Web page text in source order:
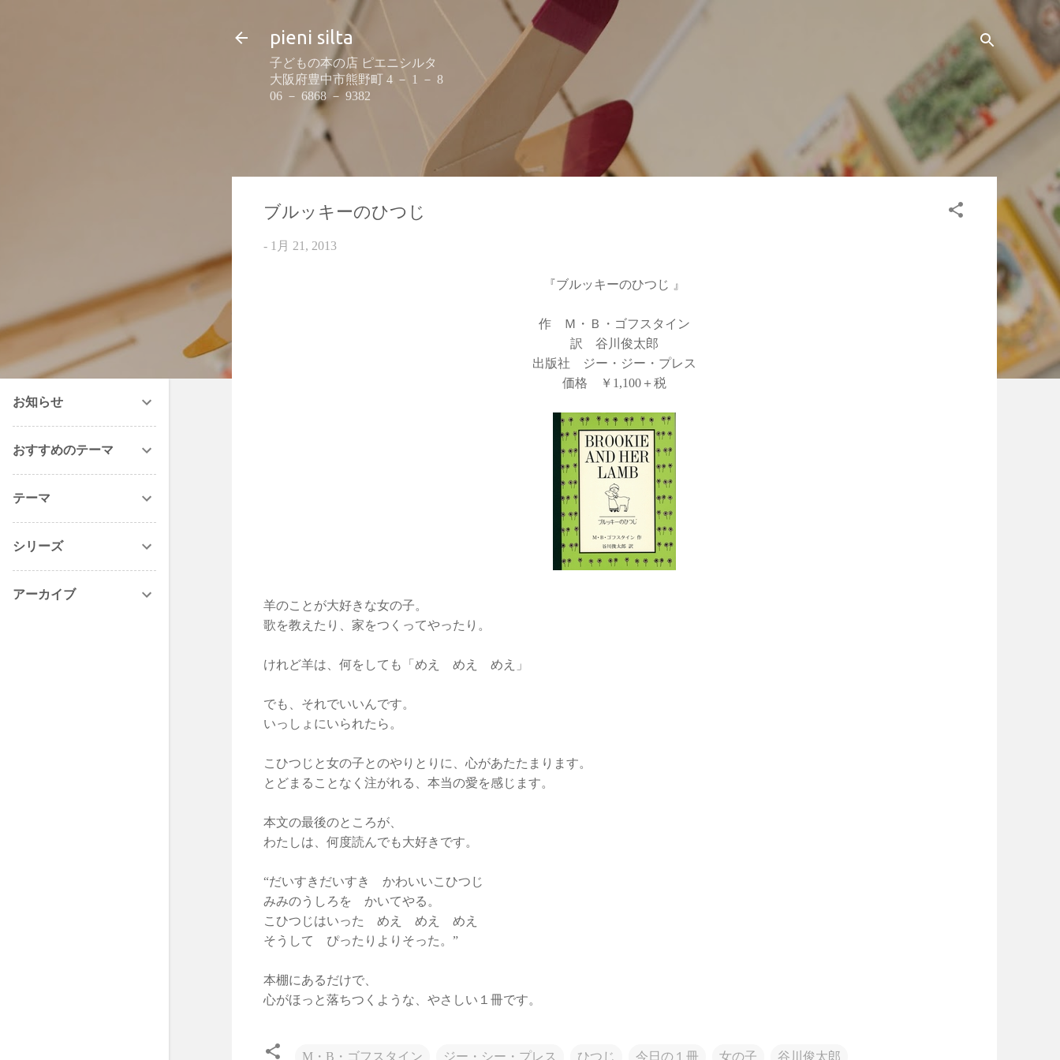
スキップしてメイン コンテンツに移動
pieni silta
子どもの本の店 ピエニシルタ
大阪府豊中市熊野町 4 － 1 － 8
06 － 6868 － 9382
ブルッキーのひつじ
- 1月 21, 2013
『ブルッキーのひつじ 』
作 Ｍ・Ｂ・ゴフスタイン
訳 谷川俊太郎
出版社 ジー・ジー・プレス
価格 ￥1,100＋税
羊のことが大好きな女の子。
歌を教えたり、家をつくってやったり。
けれど羊は、何をしても「めえ めえ めえ」
でも、それでいいんです。
いっしょにいられたら。
こひつじと女の子とのやりとりに、心があたたまります。
とどまることなく注がれる、本当の愛を感じます。
本文の最後のところが、
わたしは、何度読んでも大好きです。
“だいすきだいすき かわいいこひつじ
みみのうしろを かいてやる。
こひつじはいった めえ めえ めえ
そうして ぴったりよりそった。”
本棚にあるだけで、
心がほっと落ちつくような、やさしい１冊です。
M・B・ゴフスタイン ジー・シー・プレス ひつじ 今日の１冊 女の子 谷川俊太郎
お知らせ
おすすめのテーマ
テーマ
シリーズ
アーカイブ